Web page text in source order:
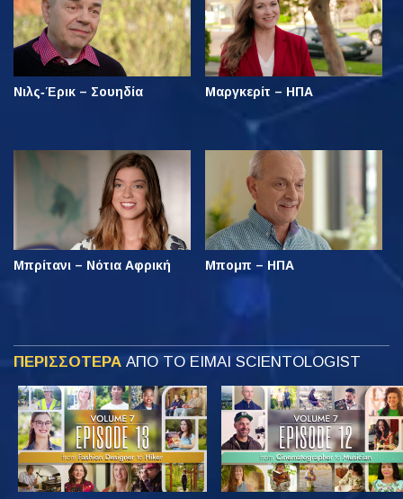
Νιλς‑Έρικ – Σουηδία Μαργκερίτ – ΗΠΑ
Μπρίτανι – Νότια Αφρική Μπομπ – ΗΠΑ
ΠΕΡΙΣΣΟΤΕΡΑ ΑΠΟ ΤΟ ΕΙΜΑΙ SCIENTOLOGIST